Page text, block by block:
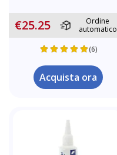
€25.25
Ordine
automatico
(6)
Acquista ora